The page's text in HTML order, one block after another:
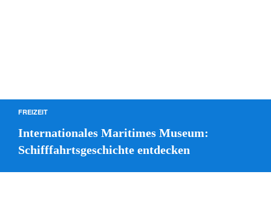
FREIZEIT
Internationales Maritimes Museum:
Schifffahrtsgeschichte entdecken